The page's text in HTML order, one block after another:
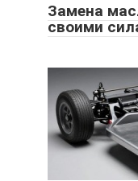
Замена
своими